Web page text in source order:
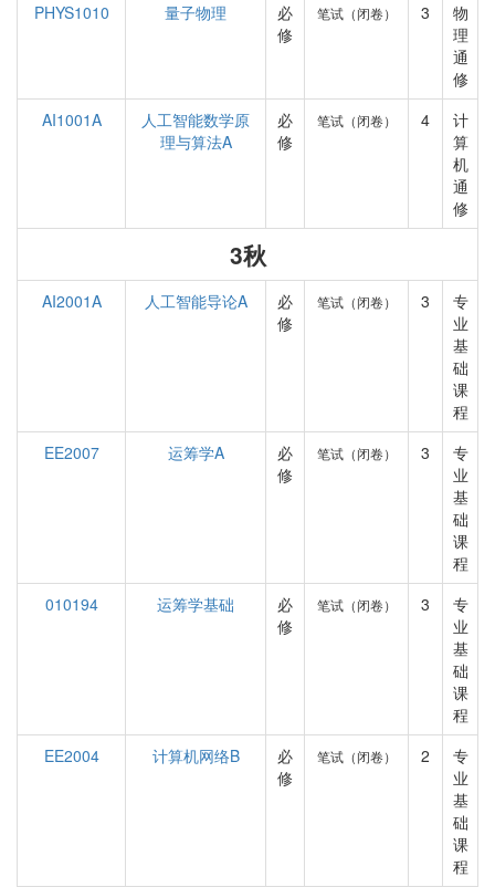
PHYS1010
量子物理
必
修
笔试（闭卷） 3
物
理
通
修
AI1001A
人工智能数学原
理与算法A
必
修
笔试（闭卷） 4
计
算
机
通
修
3秋
AI2001A 人工智能导论A
必
修
笔试（闭卷） 3
专
业
基
础
课
程
EE2007
运筹学A
必
修
笔试（闭卷） 3
专
业
基
础
课
程
010194
运筹学基础
必
修
笔试（闭卷） 3
专
业
基
础
课
程
EE2004
计算机网络B
必
修
笔试（闭卷） 2
专
业
基
础
课
程